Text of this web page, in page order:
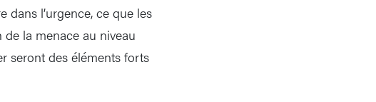
dans l’urgence, ce que les
la menace au niveau
seront des éléments forts